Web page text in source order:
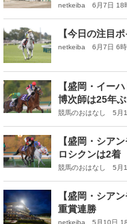
netkeiba 6月7日 18
【今日の注目
netkeiba 6月7日 6
【盛岡・イー
博次師は25年
競馬のおはなし 5月
【盛岡・シア
ロシクンは2着
競馬のおはなし 5月
【盛岡・シア
重賞連勝
netkeiba 5月10日